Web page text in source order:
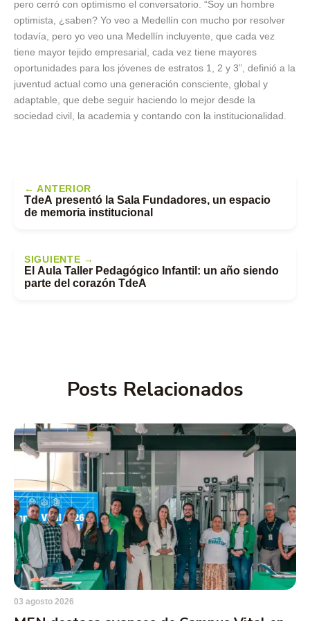
pero cerró con optimismo el conversatorio. “Soy un hombre
optimista, ¿saben? Yo veo a Medellín con mucho por resolver
todavía, pero yo veo una Medellín incluyente, que cada vez
tiene mayor tejido empresarial, cada vez tiene mayores
oportunidades para los jóvenes de estratos 1, 2 y 3”, definió a la
juventud actual como una generación consciente, global y
adaptable, que debe seguir haciendo lo mejor desde la
sociedad civil, la academia y contando con la institucionalidad.
← ANTERIOR
TdeA presentó la Sala Fundadores, un espacio
de memoria institucional
SIGUIENTE →
El Aula Taller Pedagógico Infantil: un año siendo
parte del corazón TdeA
Posts Relacionados
03 agosto 2026